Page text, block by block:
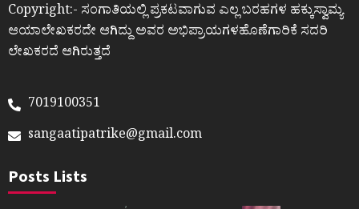
Copyright:- ಸಂಗಾತಿಯಲ್ಲಿ ಪ್ರಕಟವಾಗುವ ಎಲ್ಲ ಬರಹಗಳ ಹಕ್ಕುಸ್ವಾಮ್ಯ
ಆಯಾಲೇಖಕರದೇ ಆಗಿದ್ದು ಅವರ ಅಭಿಪ್ರಾಯಗಳಹೊಣೆಗಾರಿಕೆ ಸದರಿ
ಲೇಖಕರದೆ ಆಗಿರುತ್ತದೆ
7019100351
sangaatipatrike@gmail.com
Posts Lists